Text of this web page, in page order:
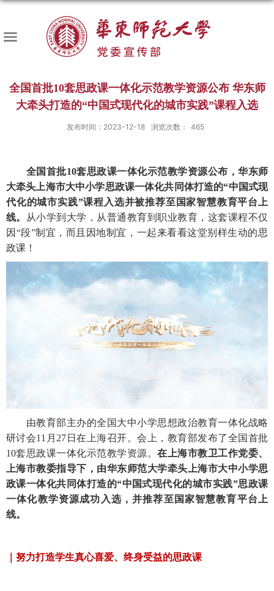
全国首批10套思政课一体化示范教学资源公布 华东师
大牵头打造的“中国式现代化的城市实践”课程入选
发布时间：2023-12-18 浏览次数： 465
全国首批10套思政课一体化示范教学资源公布，华东师
大牵头上海市大中小学思政课一体化共同体打造的“中国式现
代化的城市实践”课程入选并被推荐至国家智慧教育平台上
线。
从小学到大学，从普通教育到职业教育，这套课程不仅
因 “段”制宜，而且因地制宜，一起来看看这堂别样生动的思
政课！
由教育部主办的全国大中小学思想政治教育一体化战略
研讨会11月27日在上海召开。会上，教育部发布了全国首批
10套思政课一体化示范教学资源。在上海市教卫工作党委、
上海市教委指导下，由华东师范大学牵头上海市大中小学思
政课一体化共同体打造的“中国式现代化的城市实践”思政课
一体化教学资源成功入选，并推荐至国家智慧教育平台上
线。
｜努力打造学生真心喜爱、终身受益的思政课